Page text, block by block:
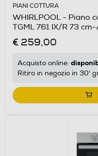
PIANI COTTURA
WHIRLPOOL - Piano
TGML 761 IX/R 73
€ 259,00
Acquisto online:
Ritiro in negozio in 30'